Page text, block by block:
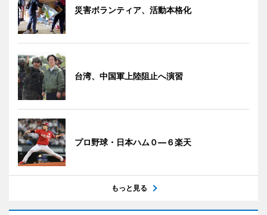
災害ボランティア、活動本格化
台湾、中国軍上陸阻止へ演習
プロ野球・日本ハム０―６楽天
もっと見る